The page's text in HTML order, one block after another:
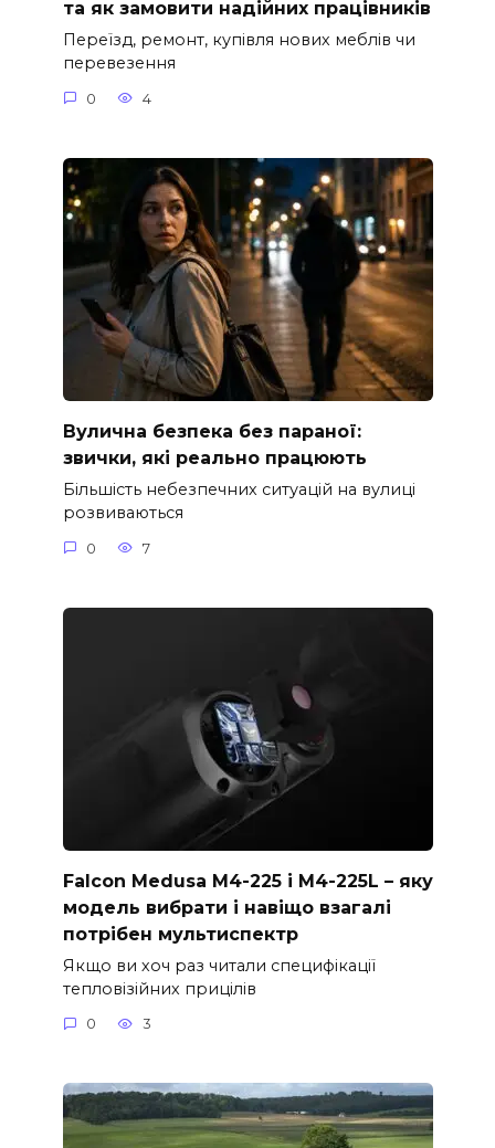
та як замовити надійних працівників
Переїзд, ремонт, купівля нових меблів чи
перевезення
0 4
Вулична безпека без параної:
звички, які реально працюють
Більшість небезпечних ситуацій на вулиці
розвиваються
0 7
Falcon Medusa M4-225 і M4-225L – яку
модель вибрати і навіщо взагалі
потрібен мультиспектр
Якщо ви хоч раз читали специфікації
тепловізійних прицілів
0 3